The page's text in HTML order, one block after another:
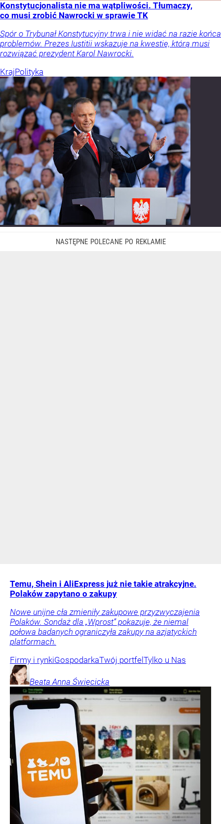
Konstytucjonalista nie ma wątpliwości. Tłumaczy,
co musi zrobić Nawrocki w sprawie TK
Spór o Trybunał Konstytucyjny trwa i nie widać na razie końca
problemów. Prezes Iustitii wskazuje na kwestię, którą musi
rozwiązać prezydent Karol Nawrocki.
KrajPolityka
Temu, Shein i AliExpress już nie takie atrakcyjne.
Polaków zapytano o zakupy
Nowe unijne cła zmieniły zakupowe przyzwyczajenia
Polaków. Sondaż dla „Wprost” pokazuje, że niemal
połowa badanych ograniczyła zakupy na azjatyckich
platformach.
Firmy i rynkiGospodarkaTwój portfel Tylko u Nas
Beata Anna Święcicka